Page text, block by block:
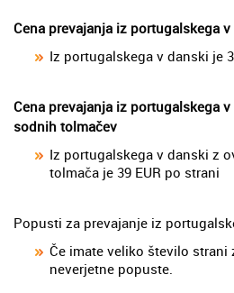
Cena prevajanja iz portugalskega
Iz portugalskega v danski je
Cena prevajanja iz portugalskega
sodnih tolmačev
Iz portugalskega v danski z
tolmača je 39 EUR po strani
Popusti za prevajanje iz
Če imate veliko število strani
neverjetne popuste.